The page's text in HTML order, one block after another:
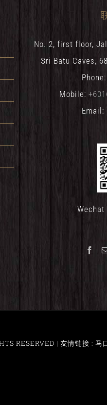
No. 2, first floor,
Sri Batu Caves,
Phone:
Mobile:
Email:
Wechat
RESERVED | 友情链接 : 马